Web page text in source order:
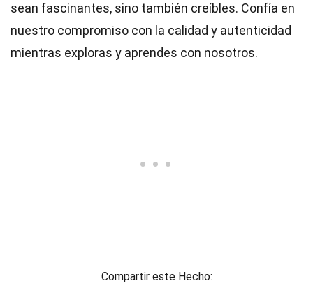
sean fascinantes, sino también creíbles. Confía en
nuestro compromiso con la calidad y autenticidad
mientras exploras y aprendes con nosotros.
Compartir este Hecho: